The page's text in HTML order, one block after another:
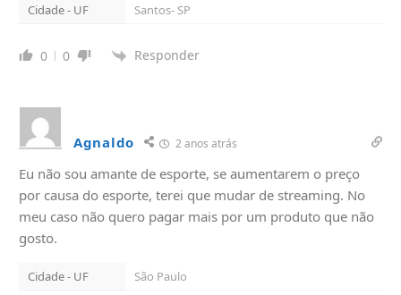
Cidade - UF Santos- SP
0 0 Responder
Agnaldo 2 anos atrás
Eu não sou amante de esporte, se aumentarem o preço
por causa do esporte, terei que mudar de streaming. No
meu caso não quero pagar mais por um produto que não
gosto.
Cidade - UF São Paulo